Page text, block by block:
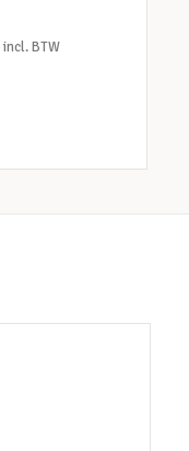
incl. BTW